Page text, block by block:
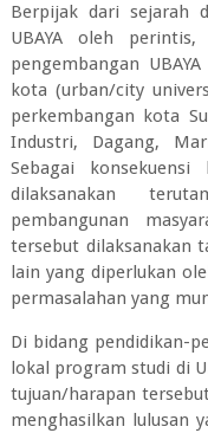
Berpijak dari sejarah
UBAYA oleh
pengembangan
kota (urban/city
perkembangan kota
Industri, Dagang,
Sebagai konsekuensi
dilaksanakan
pembangunan
tersebut dilaksanakan
lain yang diperlukan
permasalahan yang
Di bidang pendidikan-
lokal program studi di
tujuan/harapan
menghasilkan lulusan